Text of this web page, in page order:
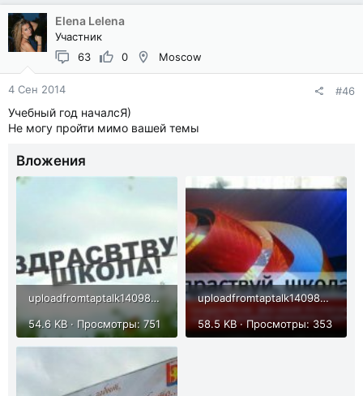
Elena Lelena
Участник
63
0 Moscow
4 Сен 2014 #46
Учебный год началсЯ)
Не могу пройти мимо вашей темы
Вложения
uploadfromtaptalk1409808243686.jpg
54.6 KB · Просмотры: 751
uploadfromtaptalk1409808252340.jpg
58.5 KB · Просмотры: 353